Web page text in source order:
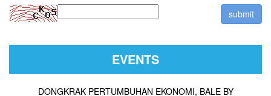
EVENTS
DONGKRAK PERTUMBUHAN EKONOMI, BALE BY